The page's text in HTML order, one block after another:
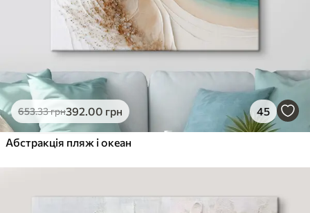
653.33грн392.00 грн 45
Абстракція пляж і океан